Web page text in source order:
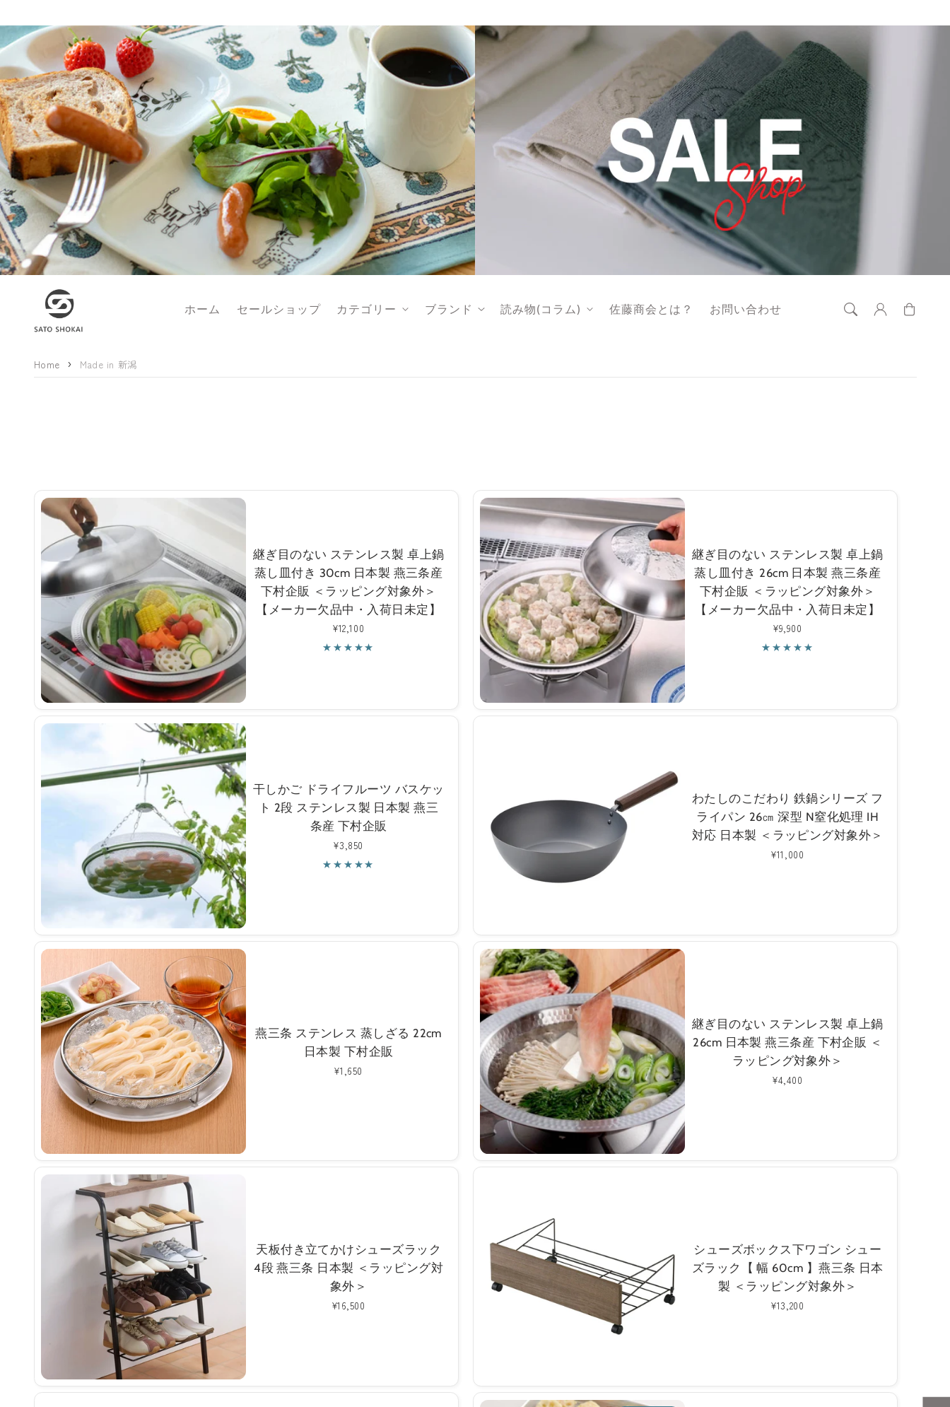
進む
ホーム セールショップ カテゴリー ブランド 読み物(コラム) 佐藤商会とは？ お問い合わせ
グ
イ
ー
Home Made in 新潟
継ぎ目のない ステンレス製 卓上鍋
蒸し皿付き 30cm 日本製 燕三条産
下村企販 ＜ラッピング対象外＞
【メーカー欠品中・入荷日未定】
通
常
¥12,100
継ぎ目のない ステンレス製 卓上鍋
蒸し皿付き 26cm 日本製 燕三条産
下村企販 ＜ラッピング対象外＞
【メーカー欠品中・入荷日未定】
通
常
¥9,900
干しかご ドライフルーツ バスケッ
ト 2段 ステンレス製 日本製 燕三
条産 下村企販
通
常
¥3,850
わたしのこだわり 鉄鍋シリーズ フ
ライパン 26㎝ 深型 N窒化処理 IH
対応 日本製 ＜ラッピング対象外＞
通
¥11,000
燕三条 ステンレス 蒸しざる 22cm
日本製 下村企販
通
¥1,650
継ぎ目のない ステンレス製 卓上鍋
26cm 日本製 燕三条産 下村企販 ＜
ラッピング対象外＞
通
¥4,400
天板付き立てかけシューズラック
4段 燕三条 日本製 ＜ラッピング対
象外＞
通
¥16,500
シューズボックス下ワゴン シュー
ズラック【 幅 60cm 】燕三条 日本
製 ＜ラッピング対象外＞
通
¥13,200